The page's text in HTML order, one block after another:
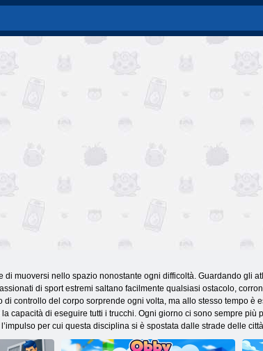
muoversi nello spazio nonostante ogni difficoltà. Guardando gli
di sport estremi saltano facilmente qualsiasi ostacolo,
controllo del corpo sorprende ogni volta, ma allo stesso tempo è
capacità di eseguire tutti i trucchi. Ogni giorno ci sono sempre più
per cui questa disciplina si è spostata dalle strade delle